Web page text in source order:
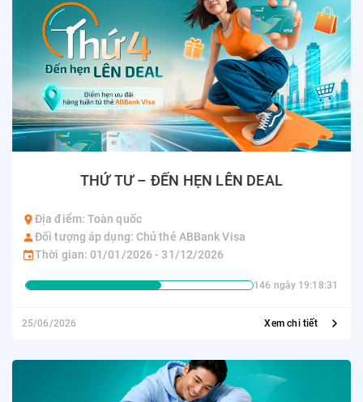
THỨ TƯ – ĐẾN HẸN LÊN DEAL
Địa điểm: Toàn quốc
Đối tượng áp dụng: Chủ thẻ ABBank Visa
Thời gian: 01/01/2026 - 31/12/2026
146 ngày 19:18:31
25/06/2026 Xem chi tiết